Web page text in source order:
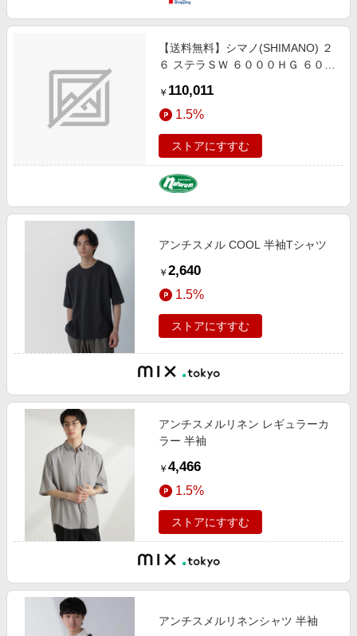
【送料無料】シマノ(SHIMANO) ２
６ ステラＳＷ ６０００ＨＧ ６００
￥ 110,011
1.5%
ストアにすすむ
アンチスメル COOL 半袖Tシャツ
￥ 2,640
1.5%
ストアにすすむ
アンチスメルリネン レギュラーカ
ラー 半袖
￥ 4,466
1.5%
ストアにすすむ
アンチスメルリネンシャツ 半袖